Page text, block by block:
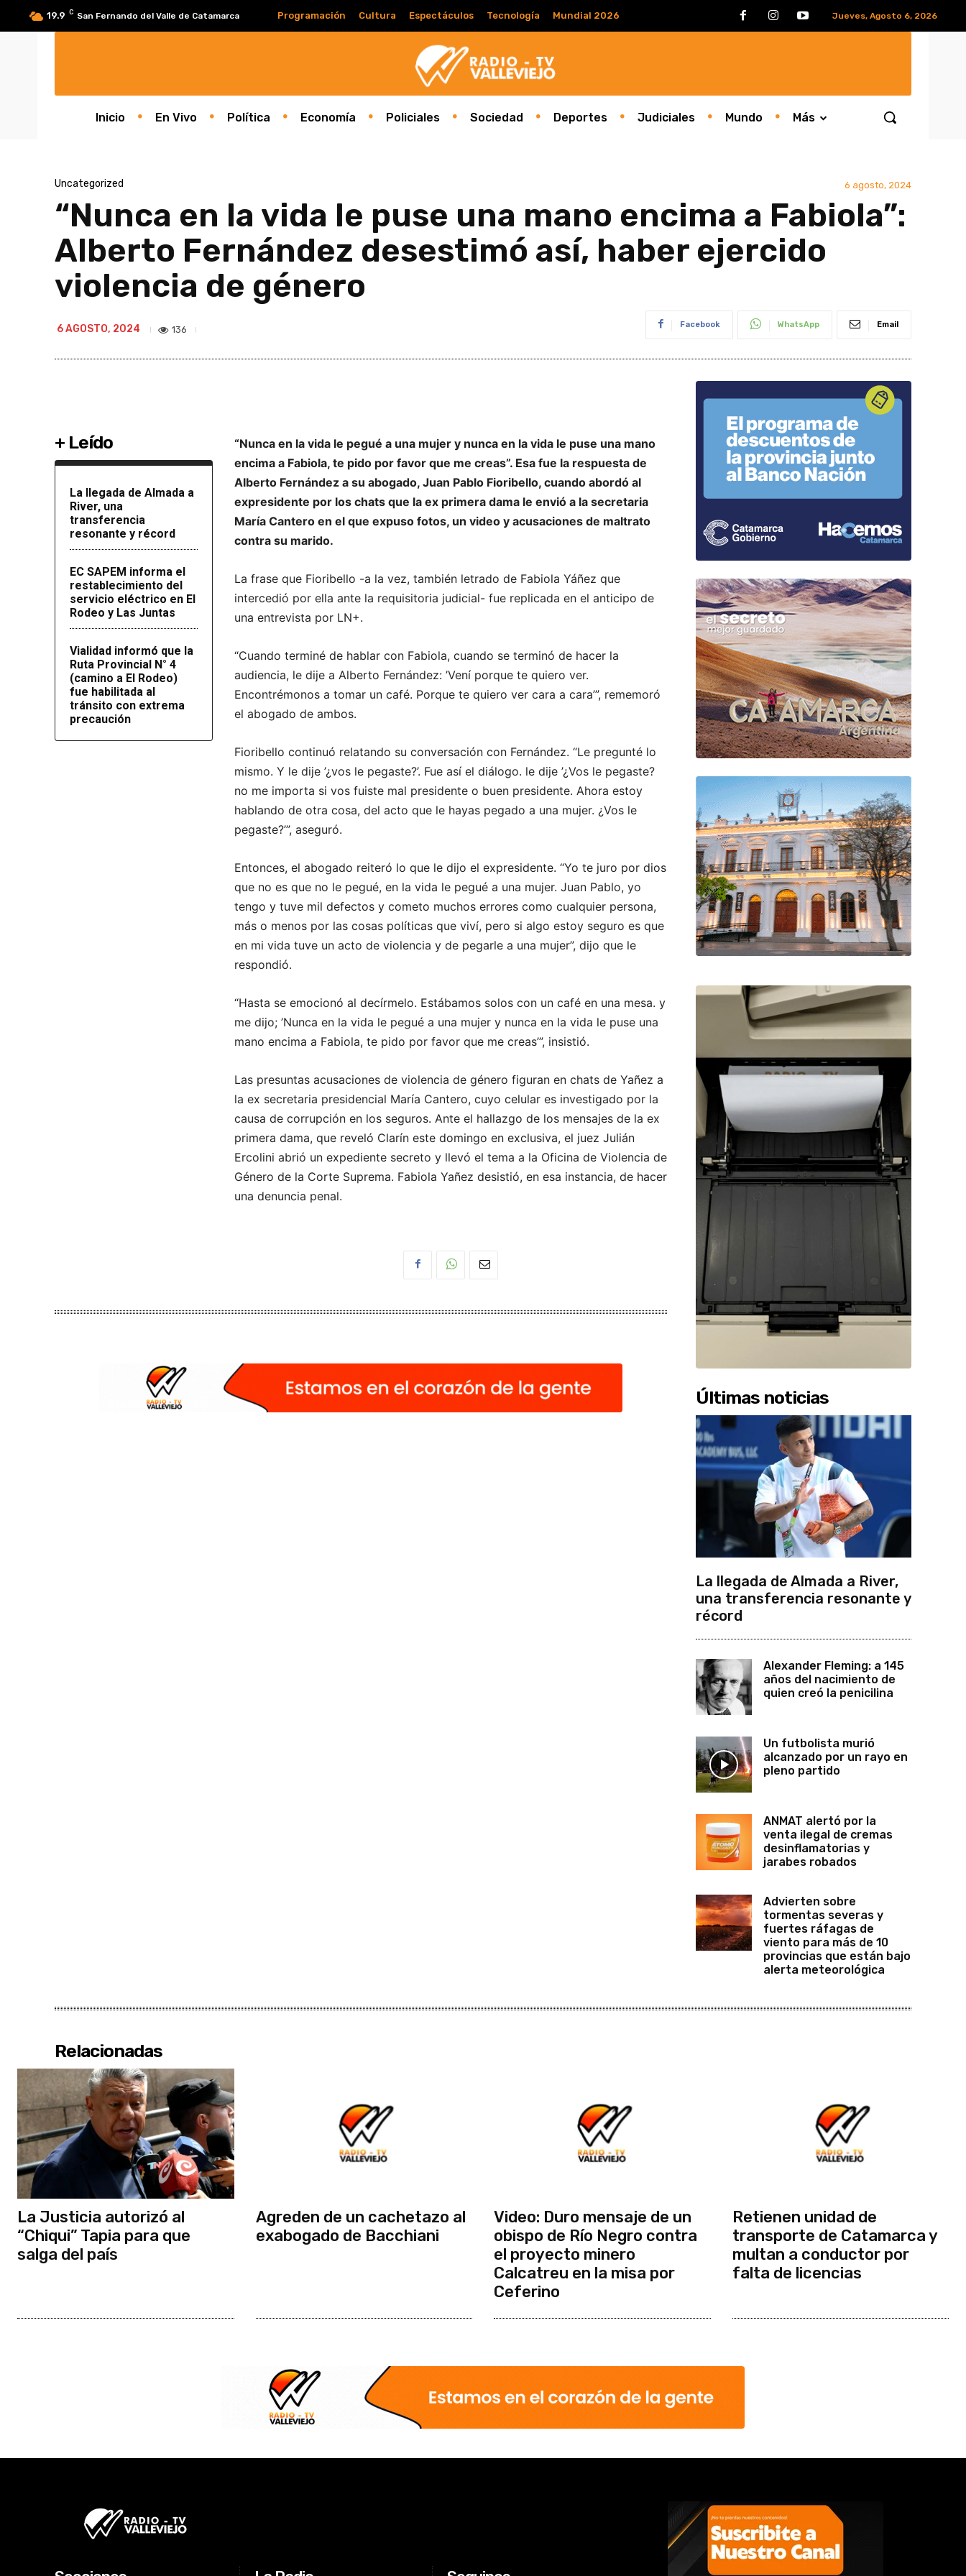
Jueves, Agosto 6, 2026
19.9 C San Fernando del Valle de Catamarca Programación Cultura Espectáculos Tecnología Mundial 2026
Inicio En Vivo Política Economía Policiales Sociedad Deportes Judiciales Mundo Más
Uncategorized 6 agosto, 2024
“Nunca en la vida le puse una mano encima a Fabiola”:
Alberto Fernández desestimó así, haber ejercido
violencia de género
6 AGOSTO, 2024 136 Facebook WhatsApp Email
+ Leído
La llegada de Almada a
River, una
transferencia
resonante y récord
EC SAPEM informa el
restablecimiento del
servicio eléctrico en El
Rodeo y Las Juntas
Vialidad informó que la
Ruta Provincial N° 4
(camino a El Rodeo)
fue habilitada al
tránsito con extrema
precaución
“Nunca en la vida le pegué a una mujer y nunca en la vida le puse una mano
encima a Fabiola, te pido por favor que me creas”. Esa fue la respuesta de
Alberto Fernández a su abogado, Juan Pablo Fioribello, cuando abordó al
expresidente por los chats que la ex primera dama le envió a la secretaria
María Cantero en el que expuso fotos, un video y acusaciones de maltrato
contra su marido.
La frase que Fioribello -a la vez, también letrado de Fabiola Yáñez que
intercedió por ella ante la requisitoria judicial- fue replicada en el anticipo de
una entrevista por LN+.
“Cuando terminé de hablar con Fabiola, cuando se terminó de hacer la
audiencia, le dije a Alberto Fernández: ’Vení porque te quiero ver.
Encontrémonos a tomar un café. Porque te quiero ver cara a cara’”, rememoró
el abogado de ambos.
Fioribello continuó relatando su conversación con Fernández. “Le pregunté lo
mismo. Y le dije ’¿vos le pegaste?’. Fue así el diálogo. le dije ’¿Vos le pegaste?
no me importa si vos fuiste mal presidente o buen presidente. Ahora estoy
hablando de otra cosa, del acto que le hayas pegado a una mujer. ¿Vos le
pegaste?’”, aseguró.
Entonces, el abogado reiteró lo que le dijo el expresidente. “Yo te juro por dios
que no es que no le pegué, en la vida le pegué a una mujer. Juan Pablo, yo
tengo y tuve mil defectos y cometo muchos errores como cualquier persona,
más o menos por las cosas políticas que viví, pero si algo estoy seguro es que
en mi vida tuve un acto de violencia y de pegarle a una mujer”, dijo que le
respondió.
“Hasta se emocionó al decírmelo. Estábamos solos con un café en una mesa. y
me dijo; ’Nunca en la vida le pegué a una mujer y nunca en la vida le puse una
mano encima a Fabiola, te pido por favor que me creas’”, insistió.
Las presuntas acusaciones de violencia de género figuran en chats de Yañez a
la ex secretaria presidencial María Cantero, cuyo celular es investigado por la
causa de corrupción en los seguros. Ante el hallazgo de los mensajes de la ex
primera dama, que reveló Clarín este domingo en exclusiva, el juez Julián
Ercolini abrió un expediente secreto y llevó el tema a la Oficina de Violencia de
Género de la Corte Suprema. Fabiola Yañez desistió, en esa instancia, de hacer
una denuncia penal.
Últimas noticias
La llegada de Almada a River,
una transferencia resonante y
récord
Alexander Fleming: a 145
años del nacimiento de
quien creó la penicilina
Un futbolista murió
alcanzado por un rayo en
pleno partido
ANMAT alertó por la
venta ilegal de cremas
desinflamatorias y
jarabes robados
Advierten sobre
tormentas severas y
fuertes ráfagas de
viento para más de 10
provincias que están bajo
alerta meteorológica
Relacionadas
La Justicia autorizó al
“Chiqui” Tapia para que
salga del país
Agreden de un cachetazo al
exabogado de Bacchiani
Video: Duro mensaje de un
obispo de Río Negro contra
el proyecto minero
Calcatreu en la misa por
Ceferino
Retienen unidad de
transporte de Catamarca y
multan a conductor por
falta de licencias